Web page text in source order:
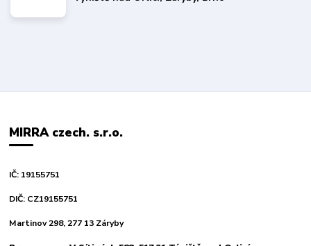
MIRRA czech. s.r.o.
IČ: 19155751
DIČ: CZ19155751
Martinov 298, 277 13 Záryby